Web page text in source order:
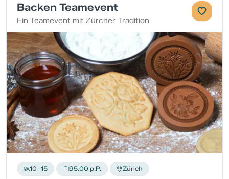
Backen Teamevent
Ein Teamevent mit Zürcher Tradition
10–15 95.00 p.P. Zürich